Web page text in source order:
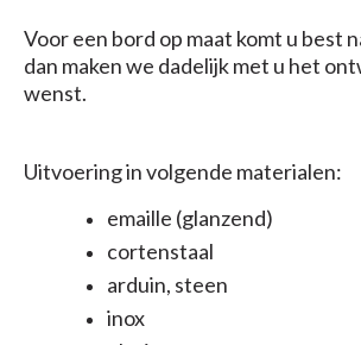
Voor een bord op maat komt u best
dan maken we dadelijk met u het
wenst.
Uitvoering in volgende materialen:
emaille (glanzend)
cortenstaal
arduin, steen
inox